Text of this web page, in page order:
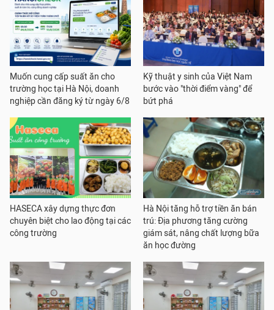
Muốn cung cấp suất ăn cho
trường học tại Hà Nội, doanh
nghiệp cần đăng ký từ ngày 6/8
Kỹ thuật y sinh của Việt Nam
bước vào "thời điểm vàng" để
bứt phá
HASECA xây dựng thực đơn
chuyên biệt cho lao động tại các
công trường
Hà Nội tăng hỗ trợ tiền ăn bán
trú: Địa phương tăng cường
giám sát, nâng chất lượng bữa
ăn học đường